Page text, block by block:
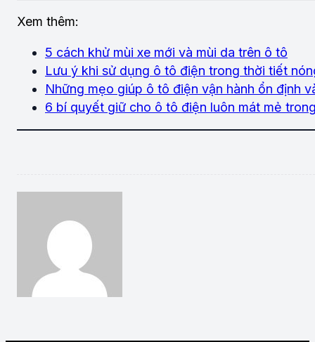
Xem thêm:
5 cách khử mùi xe mới và mùi da trên ô tô
Lưu ý khi sử dụng ô tô điện trong thời tiết
Những mẹo giúp ô tô điện vận hành ổn định
6 bí quyết giữ cho ô tô điện luôn mát mẻ